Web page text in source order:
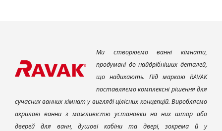
Ми створюємо ванні кімнати,
продумані до найдрібніших деталей,
що надихають. Під маркою RAVAK
поставляємо комплексні рішення для
сучасних ванних кімнат у вигляді цілісних концепцій. Виробляємо
акрилові ванни з можливістю установки на них штор або
дверей для ванн, душові кабіни та двері, зокрема й у